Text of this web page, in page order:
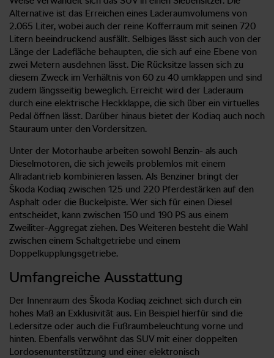
Alternative ist das Erreichen eines Laderaumvolumens von
2.065 Liter, wobei auch der reine Kofferraum mit seinen 720
Litern beeindruckend ausfällt. Selbiges lässt sich auch von der
Länge der Ladefläche behaupten, die sich auf eine Ebene von
zwei Metern ausdehnen lässt. Die Rücksitze lassen sich zu
diesem Zweck im Verhältnis von 60 zu 40 umklappen und sind
zudem längsseitig beweglich. Erreicht wird der Laderaum
durch eine elektrische Heckklappe, die sich über ein virtuelles
Pedal öffnen lässt. Darüber hinaus bietet der Kodiaq auch noch
Stauraum unter den Vordersitzen.
Unter der Motorhaube arbeiten sowohl Benzin- als auch
Dieselmotoren, die sich jeweils problemlos mit einem
Allradantrieb kombinieren lassen. Als Benziner bringt der
Škoda Kodiaq zwischen 125 und 220 Pferdestärken auf den
Asphalt oder die Buckelpiste. Wer sich für einen Diesel
entscheidet, kann zwischen 150 und 190 PS aus einem
Zweiliter-Aggregat ziehen. Des Weiteren besteht die Wahl
zwischen einem Schaltgetriebe und einem
Doppelkupplungsgetriebe.
Umfangreiche Ausstattung
Der Innenraum des Škoda Kodiaq zeichnet sich durch ein
hohes Maß an Exklusivität aus. Ein Beispiel hierfür sind die
Ledersitze oder auch die Fußraumbeleuchtung vorne und
hinten. Ebenfalls verwöhnt das SUV mit einer doppelten
Lordosenunterstützung und einer elektronisch